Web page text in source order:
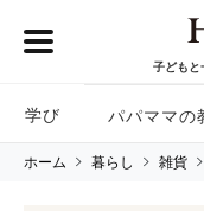
子どもと
学び パパママの
ホーム 暮らし 雑貨